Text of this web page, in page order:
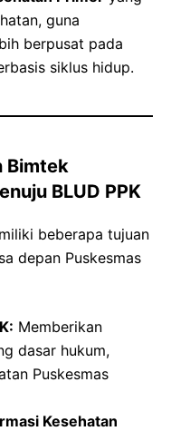
guna
berpusat pada
siklus hidup.
Bimtek
BLUD PPK
beberapa tujuan
depan Puskesmas
Memberikan
dasar hukum,
Puskesmas
Kesehatan